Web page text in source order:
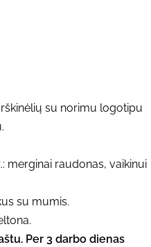
su norimu logotipu
merginai raudonas, vaikinui
su mumis.
Per 3 darbo dienas